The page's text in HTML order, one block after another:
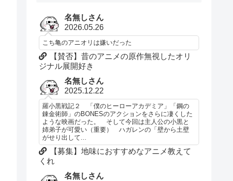
名無しさん
2026.05.26
こち亀のアニオリは嫌いだった
【賛否】昔のアニメの原作無視したオリ
ジナル展開好き
名無しさん
2025.12.22
羅小黒戦記２ 「僕のヒーローアカデミア」「鋼の
錬金術師」のBONESのアクションをさらに凄くした
ような映画だった。 そして今回は主人公の小黒と
姉弟子が可愛い（重要） ハガレンの「壁から土壁
がせり出して...
【募集】地味におすすめなアニメ教えて
くれ
名無しさん